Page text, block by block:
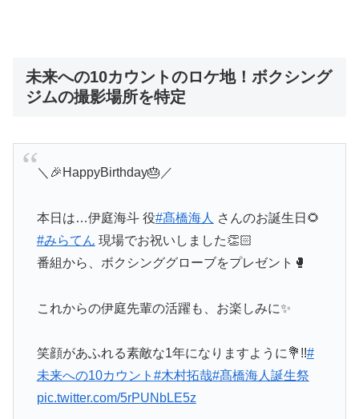
未来への10カウントのロケ地！ボクシング
ジムの撮影場所を特定
＼🎉HappyBirthday🎂／
本日は…伊庭海斗 役#髙橋海人 さんのお誕生日🌻
#みらてん 現場でお祝いしました👏🏻
番組から、ボクシンググローブをプレゼント🥊
これからの伊庭先輩の活躍も、お楽しみに✨
笑顔があふれる素敵な1年になりますように💐!!#
未来への10カウント #木村拓哉#髙橋海人誕生祭
pic.twitter.com/5rPUNbLE5z